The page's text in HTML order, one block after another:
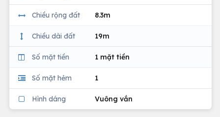
Chiều rộng đất 8.3m
Chiều dài đất 19m
Số mặt tiền 1 mặt tiền
Số mặt hẻm 1
Hình dáng Vuông vắn